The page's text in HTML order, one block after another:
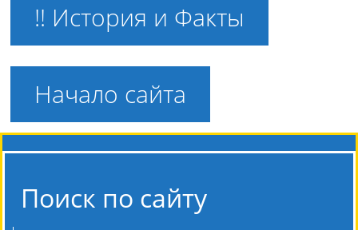
!! История и Факты
Начало сайта
Поиск по сайту